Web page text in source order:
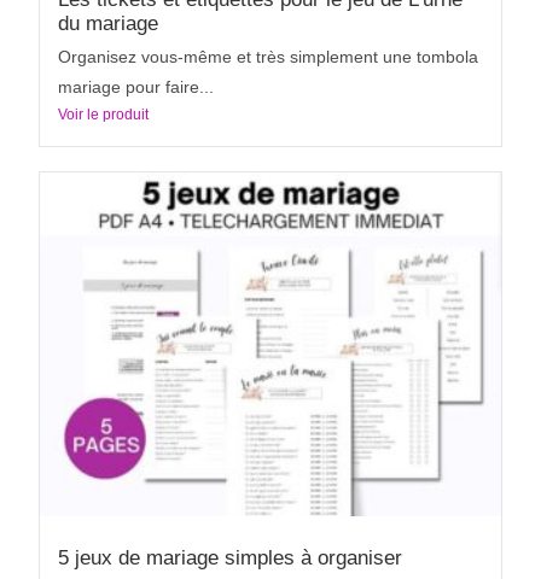
du mariage
Organisez vous-même et très simplement une tombola
mariage pour faire...
Voir le produit
5 jeux de mariage simples à organiser